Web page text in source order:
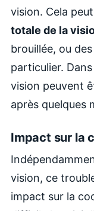
vision. Cela
totale de la
brouillée, ou
particulier.
vision peuvent
après quelques
Impact sur la
vision, ce
impact sur la